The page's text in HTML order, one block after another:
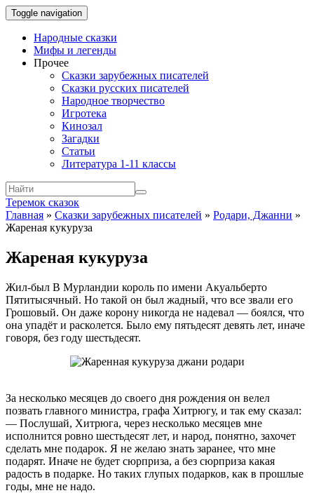
Toggle navigation
Народные сказки
Мифы и легенды
Прочее
Сказки зарубежных писателей
Сказки русских писателей
Народное творчество
Игротека
Кинозал
Загадки
Статьи
Литература 1-11 классы
Теремок сказок
Главная » Сказки зарубежных писателей » Родари, Джанни »
Жареная кукуруза
Жареная кукуруза
Жил-был В Мурландии король по имени Акуaльберто
Пятитысячный. Но такой он был жадный, что все звали его
Грошовый. Он даже корону никогда не надевал — боялся, что
она упадёт и расколется. Было ему пятьдесят девять лет, иначе
говоря, без году шестьдесят.
За несколько месяцев до своего дня рождения он велел
позвать главного министра, графа Хитрюгу, и так ему сказал:
— Послушай, Хитрюга, через несколько месяцев мне
исполнится ровно шестьдесят лет, и народ, понятно, захочет
сделать мне подарок. Я не желаю знать заранее, что мне
подарят. Иначе не будет сюрприза, а без сюрприза какая
радость в подарке. Но таких глупых подарков, как в прошлые
годы, мне не надо.